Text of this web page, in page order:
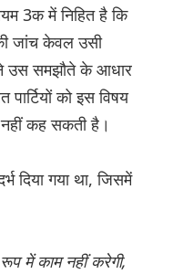
3क में निहित है कि
जांच केवल उसी
उस समझौते के आधार
को इस विषय
कह सकती है।
दिया गया था, जिसमें
में काम नहीं करेगी,